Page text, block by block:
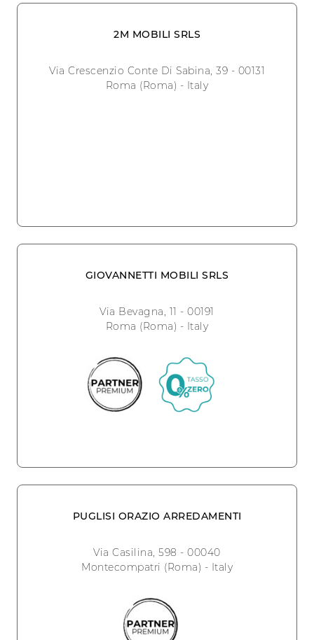
2M MOBILI SRLS
Via Crescenzio Conte Di Sabina, 39 - 00131
Roma (Roma) - Italy
GIOVANNETTI MOBILI SRLS
Via Bevagna, 11 - 00191
Roma (Roma) - Italy
PUGLISI ORAZIO ARREDAMENTI
Via Casilina, 598 - 00040
Montecompatri (Roma) - Italy